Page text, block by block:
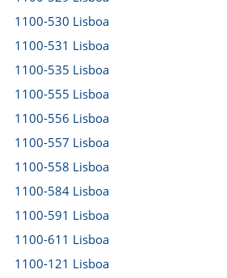
1100-530 Lisboa
1100-531 Lisboa
1100-535 Lisboa
1100-555 Lisboa
1100-556 Lisboa
1100-557 Lisboa
1100-558 Lisboa
1100-584 Lisboa
1100-591 Lisboa
1100-611 Lisboa
1100-121 Lisboa